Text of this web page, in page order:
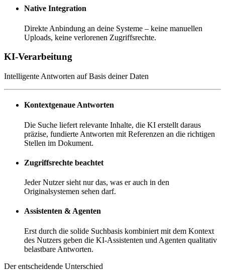
Native Integration
Direkte Anbindung an deine Systeme – keine manuellen
Uploads, keine verlorenen Zugriffsrechte.
KI-Verarbeitung
Intelligente Antworten auf Basis deiner Daten
Kontextgenaue Antworten
Die Suche liefert relevante Inhalte, die KI erstellt daraus
präzise, fundierte Antworten mit Referenzen an die richtigen
Stellen im Dokument.
Zugriffsrechte beachtet
Jeder Nutzer sieht nur das, was er auch in den
Originalsystemen sehen darf.
Assistenten & Agenten
Erst durch die solide Suchbasis kombiniert mit dem Kontext
des Nutzers geben die KI-Assistenten und Agenten qualitativ
belastbare Antworten.
Der entscheidende Unterschied